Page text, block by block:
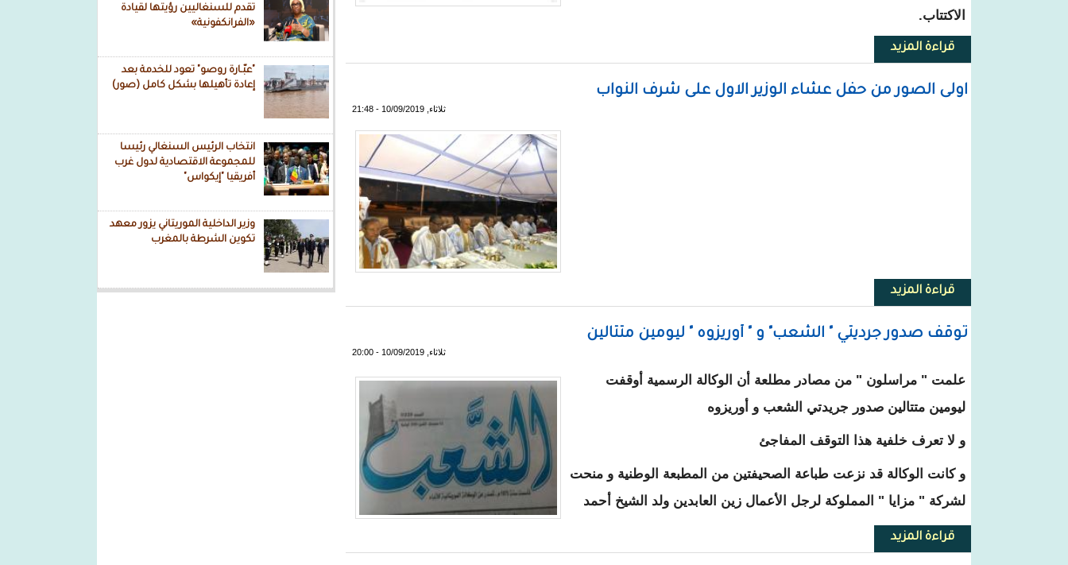
تقدم للسنغاليين رؤيتها لقيادة
«الفرانكفونية»
"عبّـارة روصو" تعود للخدمة بعد
إعادة تأهيلها بشكل كامل (صور)
انتخاب الرئيس السنغالي رئيسا
للمجموعة الاقتصادية لدول غرب
أفريقيا "إيكواس"
وزير الداخلية الموريتاني يزور معهد
تكوين الشرطة بالمغرب
الاكتتاب.
قراءة المزيدحول الإعلان عن نتائج مسابقة الجيش للطلَبة الضُّباط
اولى الصور من حفل عشاء الوزير الاول على شرف النواب
ثلاثاء, 10/09/2019 - 21:48
قراءة المزيدحول اولى الصور من حفل عشاء الوزير الاول على شرف النواب
توقف صدور جرديتي " الشعب" و " أوريزوه " ليومين متتالين
ثلاثاء, 10/09/2019 - 20:00
علمت " مراسلون " من مصادر مطلعة أن الوكالة الرسمية أوقفت
ليومين متتالين صدور جريدتي الشعب و أوريزوه
و لا تعرف خلفية هذا التوقف المفاجئ
و كانت الوكالة قد نزعت طباعة الصحيفتين من المطبعة الوطنية و منحت
لشركة " مزايا " المملوكة لرجل الأعمال زين العابدين ولد الشيخ أحمد
قراءة المزيدحول توقف صدور جرديتي " الشعب" و " أوريزوه " ليومين متتالين